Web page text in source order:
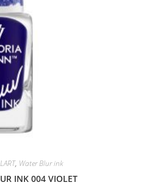
, Water Blur ink
INK 004 VIOLET